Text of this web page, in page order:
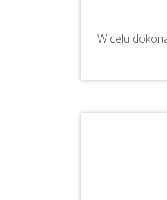
W celu